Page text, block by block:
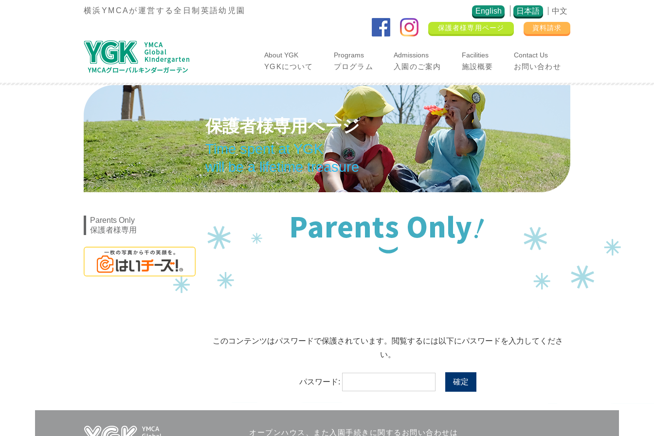
横浜YMCAが運営する全日制英語幼児園 English 日本語 中文
保護者様専用ページ 資料請求
About YGK
YGKについて
Programs
プログラム
Admissions
入園のご案内
Facilities
施設概要
Contact Us
お問い合わせ
保護者様専用ページ
Time spent at YGK
will be a lifetime treasure
このコンテンツはパスワードで保護されています。閲覧するには以下にパスワードを入力してくださ
い。
パスワード:
Parents Only
保護者様専用
オープンハウス、また入園手続きに関するお問い合わせは